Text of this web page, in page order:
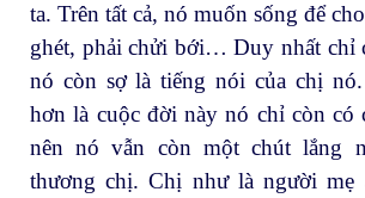
ta. Trên tất cả, nó muốn sống để
ghét, phải chửi bới… Duy nhất chỉ
nó còn sợ là tiếng nói của chị
hơn là cuộc đời này nó chỉ còn có
nên nó vẫn còn một chút lắng
thương chị. Chị như là người mẹ